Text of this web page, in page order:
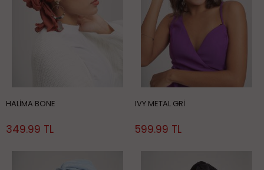
HALİMA BONE
349.99 TL
IVY METAL GRİ
599.99 TL